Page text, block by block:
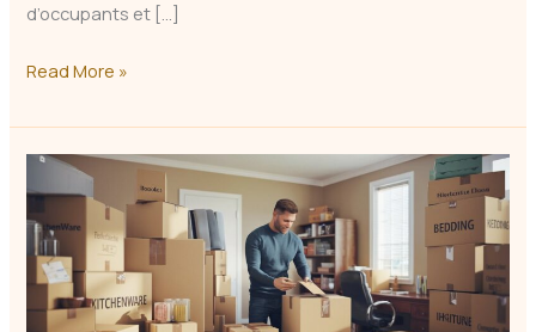
d’occupants et […]
Combien
Cartons
pour
un
Déménagement
?
Guide
2026
Read More »